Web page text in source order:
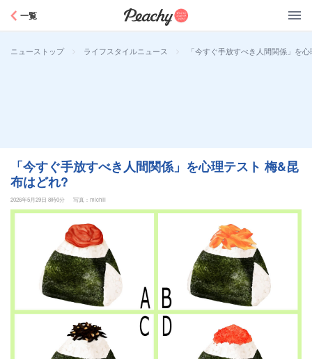
一覧
ニューストップ > ライフスタイルニュース > 「今すぐ手放すべき人間関係」を
「今すぐ手放すべき人間関係」を心理テスト 梅&昆
布はどれ?
2026年5月29日 8時0分 写真：michill